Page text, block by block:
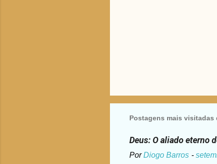
Postagens mais visitadas
Deus: O aliado eterno
Por Diogo Barros -